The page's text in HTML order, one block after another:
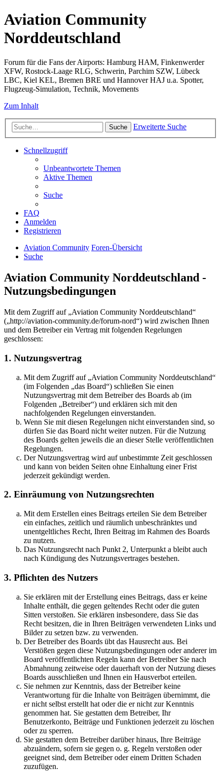
Aviation Community
Norddeutschland
Forum für die Fans der Airports: Hamburg HAM, Finkenwerder
XFW, Rostock-Laage RLG, Schwerin, Parchim SZW, Lübeck
LBC, Kiel KEL, Bremen BRE und Hannover HAJ u.a. Spotter,
Flugzeug-Simulation, Technik, Movements
Zum Inhalt
Suche Erweiterte Suche
Schnellzugriff
Unbeantwortete Themen
Aktive Themen
Suche
FAQ
Anmelden
Registrieren
Aviation Community Foren-Übersicht
Suche
Aviation Community Norddeutschland -
Nutzungsbedingungen
Mit dem Zugriff auf „Aviation Community Norddeutschland“
(„http://aviation-community.de/forum-nord“) wird zwischen Ihnen
und dem Betreiber ein Vertrag mit folgenden Regelungen
geschlossen:
1. Nutzungsvertrag
Mit dem Zugriff auf „Aviation Community Norddeutschland“
(im Folgenden „das Board“) schließen Sie einen
Nutzungsvertrag mit dem Betreiber des Boards ab (im
Folgenden „Betreiber“) und erklären sich mit den
nachfolgenden Regelungen einverstanden.
Wenn Sie mit diesen Regelungen nicht einverstanden sind, so
dürfen Sie das Board nicht weiter nutzen. Für die Nutzung
des Boards gelten jeweils die an dieser Stelle veröffentlichten
Regelungen.
Der Nutzungsvertrag wird auf unbestimmte Zeit geschlossen
und kann von beiden Seiten ohne Einhaltung einer Frist
jederzeit gekündigt werden.
2. Einräumung von Nutzungsrechten
Mit dem Erstellen eines Beitrags erteilen Sie dem Betreiber
ein einfaches, zeitlich und räumlich unbeschränktes und
unentgeltliches Recht, Ihren Beitrag im Rahmen des Boards
zu nutzen.
Das Nutzungsrecht nach Punkt 2, Unterpunkt a bleibt auch
nach Kündigung des Nutzungsvertrages bestehen.
3. Pflichten des Nutzers
Sie erklären mit der Erstellung eines Beitrags, dass er keine
Inhalte enthält, die gegen geltendes Recht oder die guten
Sitten verstoßen. Sie erklären insbesondere, dass Sie das
Recht besitzen, die in Ihren Beiträgen verwendeten Links und
Bilder zu setzen bzw. zu verwenden.
Der Betreiber des Boards übt das Hausrecht aus. Bei
Verstößen gegen diese Nutzungsbedingungen oder anderer im
Board veröffentlichten Regeln kann der Betreiber Sie nach
Abmahnung zeitweise oder dauerhaft von der Nutzung dieses
Boards ausschließen und Ihnen ein Hausverbot erteilen.
Sie nehmen zur Kenntnis, dass der Betreiber keine
Verantwortung für die Inhalte von Beiträgen übernimmt, die
er nicht selbst erstellt hat oder die er nicht zur Kenntnis
genommen hat. Sie gestatten dem Betreiber, Ihr
Benutzerkonto, Beiträge und Funktionen jederzeit zu löschen
oder zu sperren.
Sie gestatten dem Betreiber darüber hinaus, Ihre Beiträge
abzuändern, sofern sie gegen o. g. Regeln verstoßen oder
geeignet sind, dem Betreiber oder einem Dritten Schaden
zuzufügen.